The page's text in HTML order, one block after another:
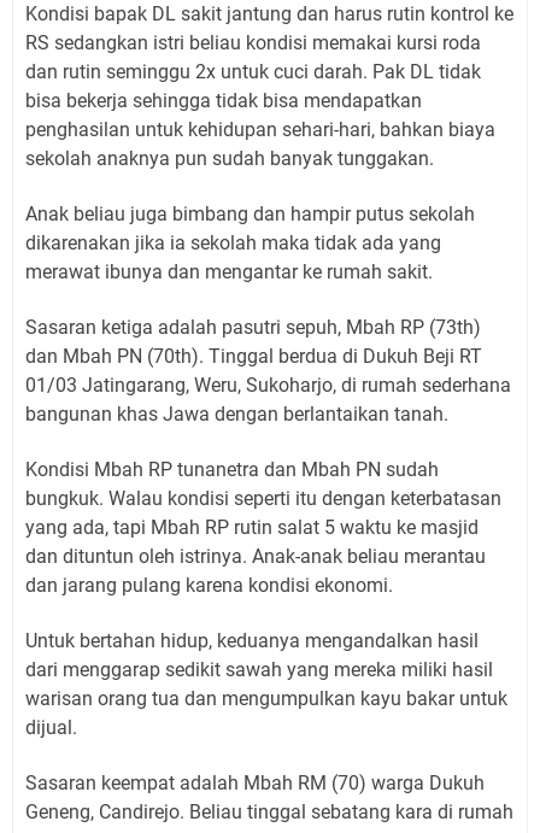
Kondisi bapak DL sakit jantung dan harus rutin kontrol ke
RS sedangkan istri beliau kondisi memakai kursi roda
dan rutin seminggu 2x untuk cuci darah. Pak DL tidak
bisa bekerja sehingga tidak bisa mendapatkan
penghasilan untuk kehidupan sehari-hari, bahkan biaya
sekolah anaknya pun sudah banyak tunggakan.
Anak beliau juga bimbang dan hampir putus sekolah
dikarenakan jika ia sekolah maka tidak ada yang
merawat ibunya dan mengantar ke rumah sakit.
Sasaran ketiga adalah pasutri sepuh, Mbah RP (73th)
dan Mbah PN (70th). Tinggal berdua di Dukuh Beji RT
01/03 Jatingarang, Weru, Sukoharjo, di rumah sederhana
bangunan khas Jawa dengan berlantaikan tanah.
Kondisi Mbah RP tunanetra dan Mbah PN sudah
bungkuk. Walau kondisi seperti itu dengan keterbatasan
yang ada, tapi Mbah RP rutin salat 5 waktu ke masjid
dan dituntun oleh istrinya. Anak-anak beliau merantau
dan jarang pulang karena kondisi ekonomi.
Untuk bertahan hidup, keduanya mengandalkan hasil
dari menggarap sedikit sawah yang mereka miliki hasil
warisan orang tua dan mengumpulkan kayu bakar untuk
dijual.
Sasaran keempat adalah Mbah RM (70) warga Dukuh
Geneng, Candirejo. Beliau tinggal sebatang kara di rumah